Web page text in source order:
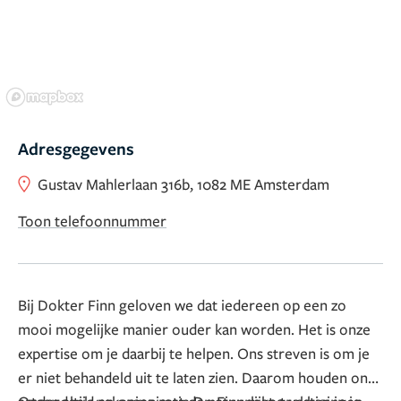
Adresgegevens
Gustav Mahlerlaan 316b, 1082 ME Amsterdam
Toon telefoonnummer
Bij Dokter Finn geloven we dat iedereen op een zo
mooi mogelijke manier ouder kan worden. Het is onze
expertise om je daarbij te helpen. Ons streven is om je
er niet behandeld uit te laten zien. Daarom houden onze